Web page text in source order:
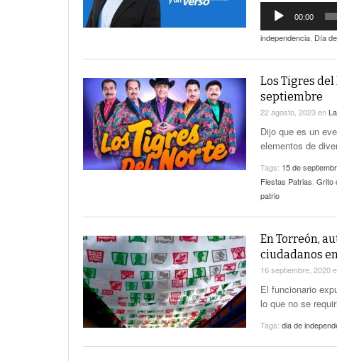
Reproductor
audio
00:00
independencia Día
Los Tigres del
septiembre
22 agosto, 2023en
Dijo que es un
elementos de
Tags: 15 de
Fiestas Patrias Grito
patrio
En Torreón,
ciudadanos
16 septiembre, 2020
El funcionario
lo que no se
Tags: dia de